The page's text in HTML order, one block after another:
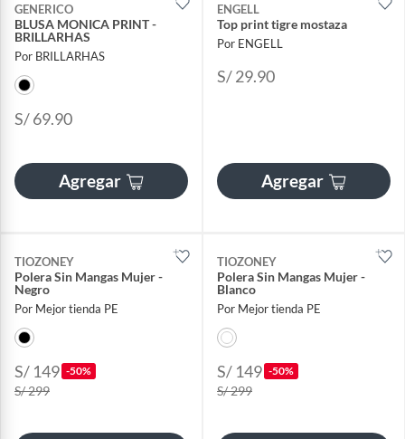
GENERICO
BLUSA MONICA PRINT -
BRILLARHAS
Por BRILLARHAS
S/ 69.90
Agregar
ENGELL
Top print tigre mostaza
Por ENGELL
S/ 29.90
Agregar
TIOZONEY
Polera Sin Mangas Mujer -
Negro
Por Mejor tienda PE
S/ 149 -50%
S/ 299
TIOZONEY
Polera Sin Mangas Mujer -
Blanco
Por Mejor tienda PE
S/ 149 -50%
S/ 299